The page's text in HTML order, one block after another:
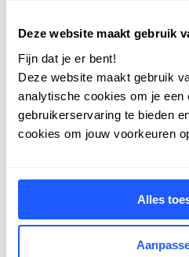
Deze website maakt gebruik
Fijn dat je er bent!
Deze website maakt gebruik
analytische cookies om je een
gebruikerservaring te bieden
cookies om jouw voorkeuren
Alles
28 augustus 2025
Laatste
Meer